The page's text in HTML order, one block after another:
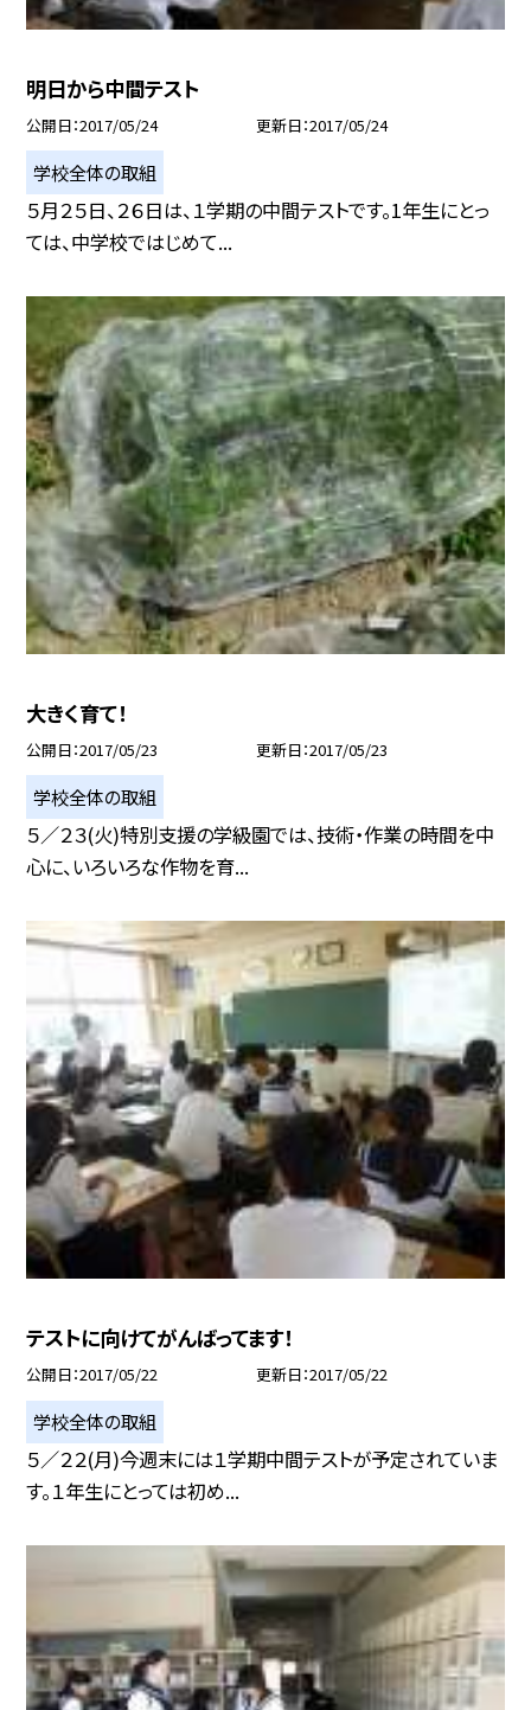
明日から中間テスト
公開日 2017/05/24 更新日 2017/05/24
学校全体の取組
５月２５日、２６日は、１学期の中間テストです。1年生にとっ
ては、中学校ではじめて...
大きく育て！
公開日 2017/05/23 更新日 2017/05/23
学校全体の取組
５／２３(火)特別支援の学級園では、技術・作業の時間を中
心に、いろいろな作物を育...
テストに向けてがんばってます！
公開日 2017/05/22 更新日 2017/05/22
学校全体の取組
５／２２(月)今週末には１学期中間テストが予定されていま
す。１年生にとっては初め...